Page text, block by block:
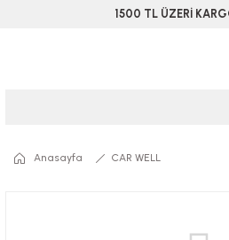
1500 TL ÜZERİ
Anasayfa CAR WELL